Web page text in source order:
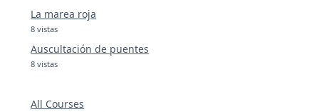
La marea roja
8 vistas
Auscultación de puentes
8 vistas
All Courses